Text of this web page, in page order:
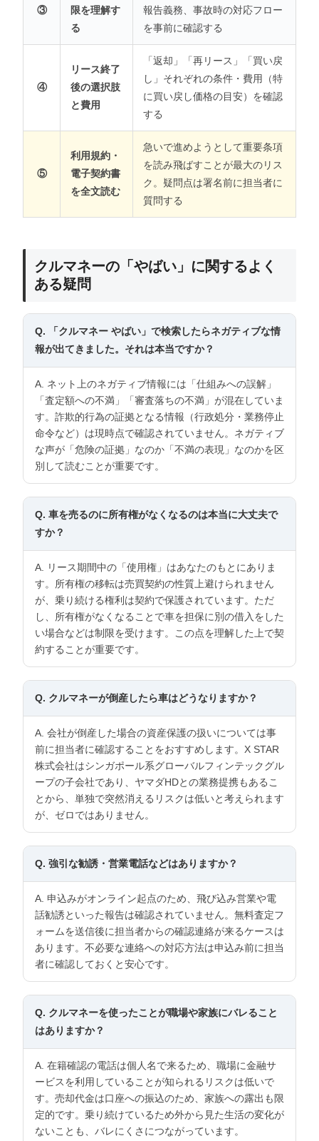
③
限を理解す
る
報告義務、事故時の対応フロー
を事前に確認する
④
リース終了
後の選択肢
と費用
「返却」「再リース」「買い戻
し」それぞれの条件・費用（特
に買い戻し価格の目安）を確認
する
⑤
利用規約・
電子契約書
を全文読む
急いで進めようとして重要条項
を読み飛ばすことが最大のリス
ク。疑問点は署名前に担当者に
質問する
クルマネーの「やばい」に関するよく
ある疑問
Q. 「クルマネー やばい」で検索したらネガティブな情
報が出てきました。それは本当ですか？
A. ネット上のネガティブ情報には「仕組みへの誤解」
「査定額への不満」「審査落ちの不満」が混在していま
す。詐欺的行為の証拠となる情報（行政処分・業務停止
命令など）は現時点で確認されていません。ネガティブ
な声が「危険の証拠」なのか「不満の表現」なのかを区
別して読むことが重要です。
Q. 車を売るのに所有権がなくなるのは本当に大丈夫で
すか？
A. リース期間中の「使用権」はあなたのもとにありま
す。所有権の移転は売買契約の性質上避けられません
が、乗り続ける権利は契約で保護されています。ただ
し、所有権がなくなることで車を担保に別の借入をした
い場合などは制限を受けます。この点を理解した上で契
約することが重要です。
Q. クルマネーが倒産したら車はどうなりますか？
A. 会社が倒産した場合の資産保護の扱いについては事
前に担当者に確認することをおすすめします。X STAR
株式会社はシンガポール系グローバルフィンテックグル
ープの子会社であり、ヤマダHDとの業務提携もあるこ
とから、単独で突然消えるリスクは低いと考えられます
が、ゼロではありません。
Q. 強引な勧誘・営業電話などはありますか？
A. 申込みがオンライン起点のため、飛び込み営業や電
話勧誘といった報告は確認されていません。無料査定フ
ォームを送信後に担当者からの確認連絡が来るケースは
あります。不必要な連絡への対応方法は申込み前に担当
者に確認しておくと安心です。
Q. クルマネーを使ったことが職場や家族にバレること
はありますか？
A. 在籍確認の電話は個人名で来るため、職場に金融サ
ービスを利用していることが知られるリスクは低いで
す。売却代金は口座への振込のため、家族への露出も限
定的です。乗り続けているため外から見た生活の変化が
ないことも、バレにくさにつながっています。